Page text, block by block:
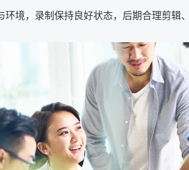
境，录制保持良好状态，后期合理剪辑